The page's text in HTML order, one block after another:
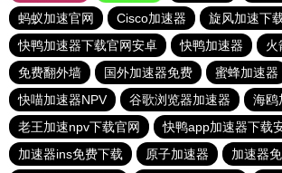
蚂蚁加速官网
Cisco加速器
旋风加速下
快鸭加速器下载官网安卓
快鸭加速器
火
免费翻外墙
国外加速器免费
蜜蜂加速器
快喵加速器NPV
谷歌浏览器加速器
海鸥
老王加速npv下载官网
快鸭app加速器下载
加速器ins免费下载
原子加速器
加速器